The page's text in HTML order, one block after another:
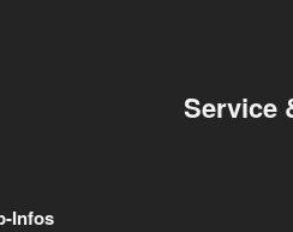
Service
Infos